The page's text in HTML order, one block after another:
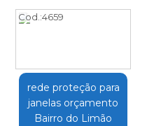
Cod.:4659
rede proteção para
janelas orçamento
Bairro do Limão